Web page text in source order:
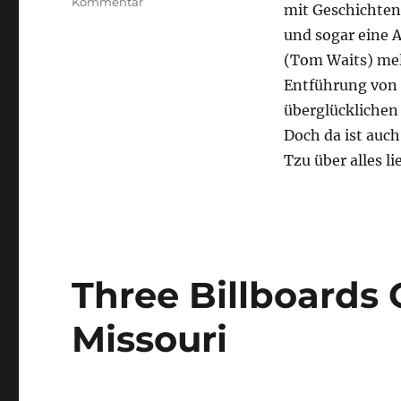
mit
und sogar eine
(Tom Waits)
Entführung von
Doch da ist
Tzu über alles
Three Billboards
Missouri